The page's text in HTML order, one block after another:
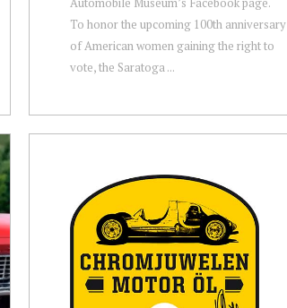
To honor the upcoming 100th anniversary
of American women gaining the right to
vote, the Saratoga ...